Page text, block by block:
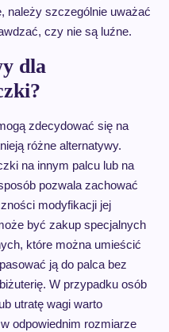
należy szczególnie uważać
czy nie są luźne.
dla
zdecydować się na
różne alternatywy.
na innym palcu lub na
pozwala zachować
modyfikacji jej
być zakup specjalnych
które można umieścić
ją do palca bez
W przypadku osób
utratę wagi warto
odpowiednim rozmiarze